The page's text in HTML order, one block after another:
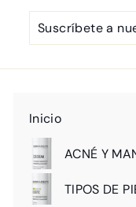
0
0
Suscríbete
correo
Suscribir
Inicio
ACNÉ Y
Expandir
menú
TIPOS DE
Expandir